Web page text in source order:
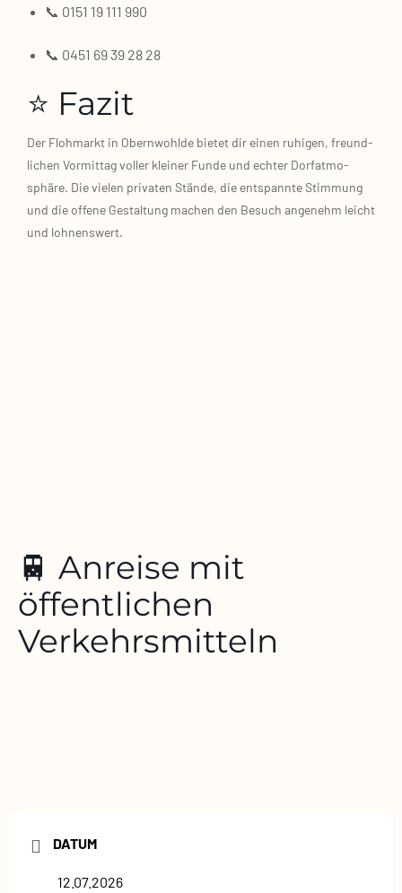
📞 0151 19 111 990
📞 0451 69 39 28 28
⭐ Fazit
Der Floh­markt in Obern­wohl­de bie­tet dir einen ruhi­gen, freund­
li­chen Vor­mit­tag vol­ler klei­ner Fun­de und ech­ter Dorf­at­mo­
sphä­re. Die vie­len pri­va­ten Stän­de, die ent­spann­te Stim­mung
und die offe­ne Gestal­tung machen den Besuch ange­nehm leicht
und loh­nens­wert.
🚆 Anreise mit
öffentlichen
Verkehrsmitteln
DATUM
12.07.2026